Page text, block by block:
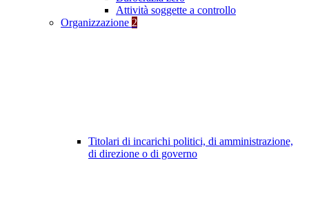
Attività soggette a controllo
Organizzazione 2
Titolari di incarichi politici, di amministrazione,
di direzione o di governo